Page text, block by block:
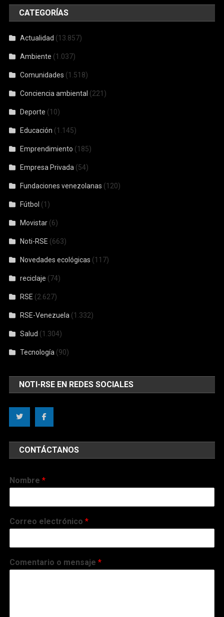
CATEGORÍAS
Actualidad (13.857)
Ambiente (1.037)
Comunidades (1.518)
Conciencia ambiental (221)
Deporte (10)
Educación (1.145)
Emprendimiento (185)
Empresa Privada (54)
Fundaciones venezolanas (120)
Fútbol (1)
Movistar (6)
Noti-RSE (663)
Novedades ecológicas (117)
reciclaje (74)
RSE (2.627)
RSE-Venezuela (1.332)
Salud (1.304)
Tecnología (90)
NOTI-RSE EN REDES SOCIALES
CONTÁCTANOS
Nombre*
Correo electrónico*
Comentario o mensaje*